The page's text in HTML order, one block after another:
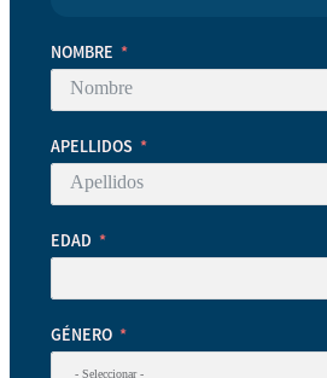
NOMBRE
APELLIDOS
EDAD
GÉNERO